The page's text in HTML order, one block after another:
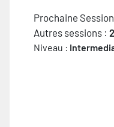
Prochaine
Autres sessions :
Niveau :